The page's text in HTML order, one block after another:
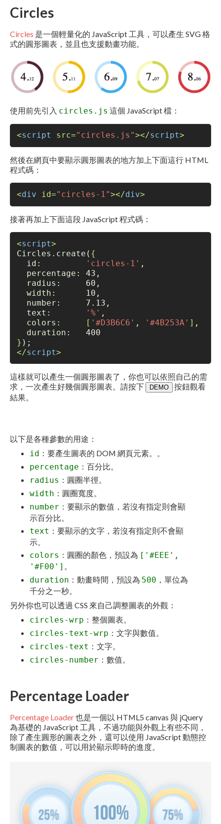
Circles
Circles 是一個輕量化的 JavaScript 工具，可以產生 SVG 格
式的圓形圖表，並且也支援動畫功能。
使用前先引入 circles.js 這個 JavaScript 檔：
<script src="circles.js"></script>
然後在網頁中要顯示圓形圖表的地方加上下面這行 HTML
程式碼：
<div id="circles-1"></div>
接著再加上下面這段 JavaScript 程式碼：
<script>
Circles.create ( {
  id:
'circles-1' ,
  percentage:
43 ,
  radius:
60 ,
  width:
10 ,
  number:
7.13 ,
  text:
'%' ,
  colors:
[ '#D3B6C6' , '#4B253A' ] ,
  duration:
} ) ;
</script>
這樣就可以產生一個圓形圖表了，你也可以依照自己的需
求，一次產生好幾個圓形圖表。請按下
DEMO
按鈕觀看
結果。
以下是各種參數的用途：
id ：要產生圖表的 DOM 網頁元素。。
percentage ：百分比。
radius ：圓圈半徑。
width ：圓圈寬度。
number ：要顯示的數值，若沒有指定則會顯
示百分比。
text ：要顯示的文字，若沒有指定則不會顯
示。
colors ：圓圈的顏色，預設為 ['#EEE',
'#F00'] 。
duration ：動畫時間，預設為 500 ，單位為
千分之一秒。
另外你也可以透過 CSS 來自己調整圖表的外觀：
circles-wrp ：整個圖表。
circles-text-wrp ：文字與數值。
circles-text ：文字。
circles-number ：數值。
Percentage Loader
Percentage Loader也是一個以 HTML5 canvas 與 jQuery
為基礎的 JavaScript 工具，不過功能與外觀上有些不同，
除了產生圓形的圖表之外，還可以使用 JavaScript 動態控
制圖表的數值，可以用於顯示即時的進度。